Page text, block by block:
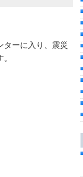
ターに入り、震災